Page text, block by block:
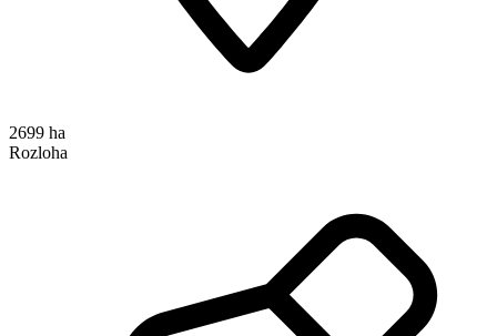
2699 ha
Rozloha